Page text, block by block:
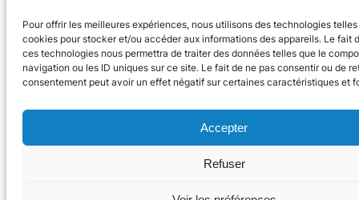
Pour offrir les meilleures expériences, nous utilisons des technologies
cookies pour stocker et/ou accéder aux informations des appareils. Le fait
ces technologies nous permettra de traiter des données telles que le
navigation ou les ID uniques sur ce site. Le fait de ne pas consentir ou de
consentement peut avoir un effet négatif sur certaines caractéristiques et
Accepter
Refuser